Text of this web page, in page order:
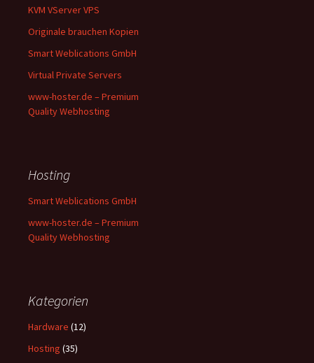
KVM VServer VPS
Originale brauchen Kopien
Smart Weblications GmbH
Virtual Private Servers
www-hoster.de – Premium
Quality Webhosting
Hosting
Smart Weblications GmbH
www-hoster.de – Premium
Quality Webhosting
Kategorien
Hardware (12)
Hosting (35)